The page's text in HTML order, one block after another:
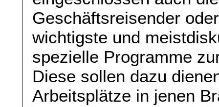
Geschäftsreisender
wichtigste und
spezielle Programme
Diese sollen dazu
Arbeitsplätze in jenen